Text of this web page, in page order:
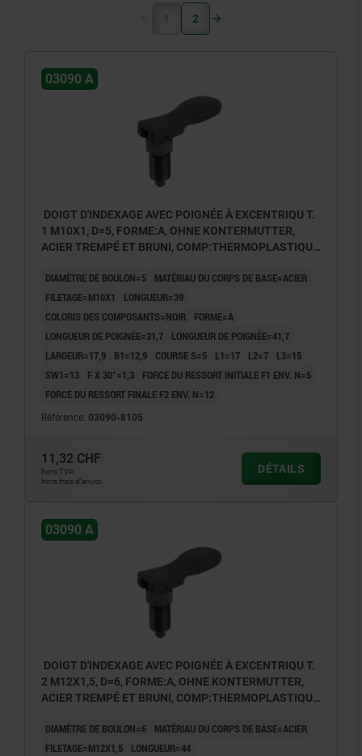
1 2
03090 A
DOIGT D'INDEXAGE AVEC POIGNÉE À EXCENTRIQU T.
1 M10X1, D=5, FORME:A, OHNE KONTERMUTTER,
ACIER TREMPÉ ET BRUNI, COMP:THERMOPLASTIQUE
DIAMÈTRE DE BOULON=5
MATÉRIAU DU CORPS DE BASE=ACIER
FILETAGE=M10X1
LONGUEUR=39
COLORIS DES COMPOSANTS=NOIR
FORME=A
LONGUEUR DE POIGNÉE=31,7
LONGUEUR DE POIGNÉE=41,7
LARGEUR=17,9
B1=12,9 COURSE S=5 L1=17 L2=7
L3=15
SW1=13
F X 30°=1,3
FORCE DU RESSORT INITIALE F1 ENV. N=5
FORCE DU RESSORT FINALE F2 ENV. N=12
Référence: 03090-8105
11,32 CHF
hors TVA
hors frais d’envoi
DÉTAILS
03090 A
DOIGT D'INDEXAGE AVEC POIGNÉE À EXCENTRIQU T.
2 M12X1,5, D=6, FORME:A, OHNE KONTERMUTTER,
ACIER TREMPÉ ET BRUNI, COMP:THERMOPLASTIQUE
DIAMÈTRE DE BOULON=6
MATÉRIAU DU CORPS DE BASE=ACIER
FILETAGE=M12X1,5
LONGUEUR=44